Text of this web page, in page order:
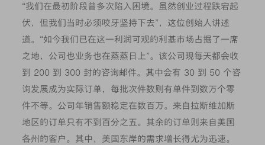
“我们在最初阶段曾多次陷入困境。虽然创业过程跌宕起
伏，但我们当时必须咬牙坚持下去”，这位创始人讲述
道。“如今我们已在这一利润可观的利基市场占据了一席
之地，公司也业务也在蒸蒸日上”。该公司现每天都会收
到 200 到 300 封的咨询邮件。其中会有 30 到 50 个咨
询发展成为实际订单，每批次件数则有单件到数万个零
件不等。公司年销售额稳定在数百万。来自拉斯维加斯
地区的订单只有不到百分之五。其余的订单则来自美国
各州的客户。其中，美国东岸的需求增长得尤为迅速。